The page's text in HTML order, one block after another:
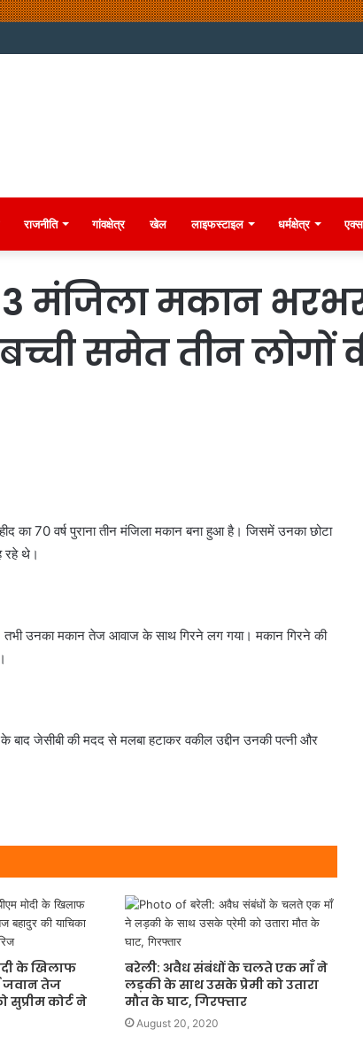
राजनीति गांवक्षेत्र खेल लाइफस्टाइल धर्मक्षेत्र
3 मंजिला मकान
समेत तीन लोगों
का 70 वर्ष पुराना तीन मंजिला मकान बना हुआ है। जिसमें उनका छोटा
रहे थे।
उनका मकान तेज आवाज के साथ गिरने लग गया। मकान गिरने की
जेसीबी की मदद से मलबा हटाकर वकील उद्दीन उनकी पत्नी और
के खिलाफ
जवान तेज
सुप्रीम कोर्ट ने
बरेली: अवैध संबंधों के चलते एक माँ ने
लड़की के साथ उसके प्रेमी को उतारा
मौत के घाट, गिरफ्तार
August 20, 2020